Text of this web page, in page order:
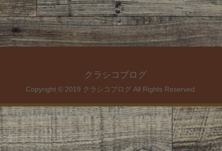
クラシコブログ
Copyright © 2019 クラシコブログ All Rights Reserved.